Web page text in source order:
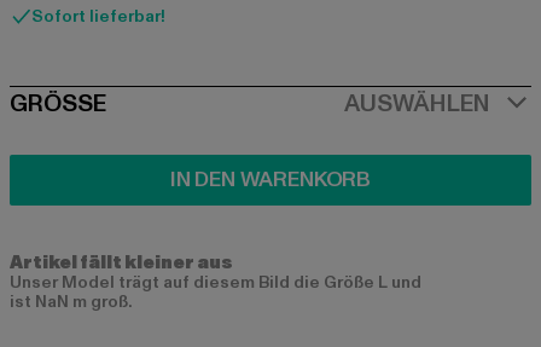
Sofort lieferbar!
SIZE
GRÖSSE AUSWÄHLEN
IN DEN WARENKORB
Artikel fällt kleiner aus
Unser Model trägt auf diesem Bild die Größe L und
ist NaN m groß.